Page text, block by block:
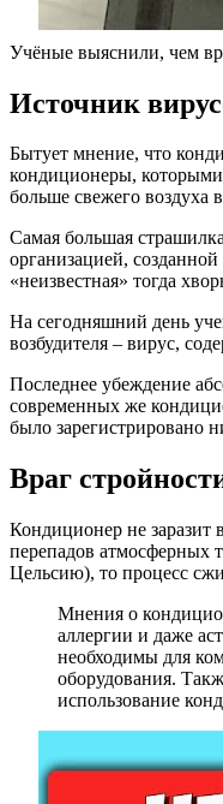
Учёные выяснили, чем
Источник
Бытует мнение, что
кондиционеры,
больше свежего
Самая большая
организацией,
«неизвестная» тогда
На сегодняшний день
возбудителя – вирус,
Последнее убеждение
современных же
было зарегистрировано
Враг
Кондиционер не заразит
перепадов атмосферных
Цельсию), то процесс
Мнения о
аллергии и даже
необходимы для
оборудования.
использование